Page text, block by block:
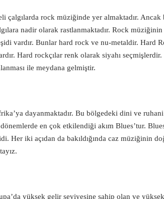
çalgılarda rock müziğinde yer almaktadır.
nadir olarak rastlanmaktadır. Rock
vardır. Bunlar hard rock ve nu-metaldir. Hard
Hard rockçılar renk olarak siyahı
ile meydana gelmiştir.
dayanmaktadır. Bu bölgedeki dini ve
en çok etkilendiği akım Blues’tur.
Her iki açıdan da bakıldığında caz müziğinin
yüksek gelir seviyesine sahip olan ve